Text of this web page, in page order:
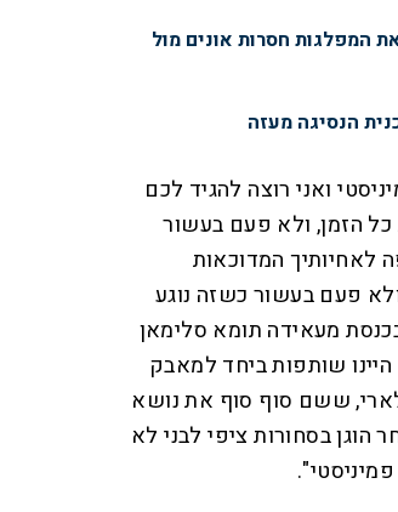
המפלגות חסרות אונים מול
הנסיגה מעזה
ואני רוצה להגיד לכם
כל הזמן, ולא פעם בעשור
לאחיותיך המדוכאות
פעם בעשור כשזה נוגע
מעאידה תומא סלימאן
שותפות ביחד למאבק
ששם סוף סוף את נושא
הוגן בסחורות ציפי לבני לא